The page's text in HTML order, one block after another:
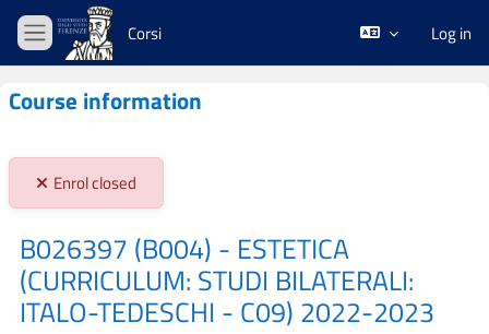
Skip to main content
Side panel
Corsi Log in
Course information
Stato iscrizioni:
Enrol closed
B026397 (B004) - ESTETICA
(CURRICULUM: STUDI BILATERALI:
ITALO-TEDESCHI - C09) 2022-2023